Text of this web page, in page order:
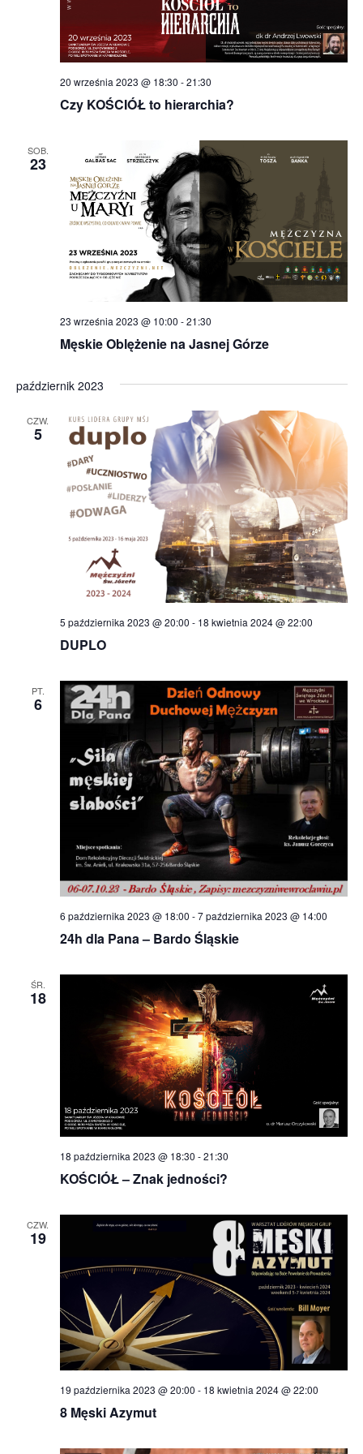
Czy KOŚCIÓŁ to hierarchia?
20 września 2023 @ 18:30 -21:30
SOB.
23
Męskie Oblężenie na Jasnej Górze
23 września 2023 @ 10:00 -21:30
październik 2023
CZW.
5
DUPLO
5 października 2023 @ 20:00 - 18 kwietnia 2024 @ 22:00
PT.
6
24h dla Pana – Bardo Śląskie
6 października 2023 @ 18:00 -7 października 2023 @ 14:00
ŚR.
18
KOŚCIÓŁ – Znak jedności?
18 października 2023 @ 18:30 -21:30
CZW.
19
8 Męski Azymut
19 października 2023 @ 20:00 - 18 kwietnia 2024 @ 22:00